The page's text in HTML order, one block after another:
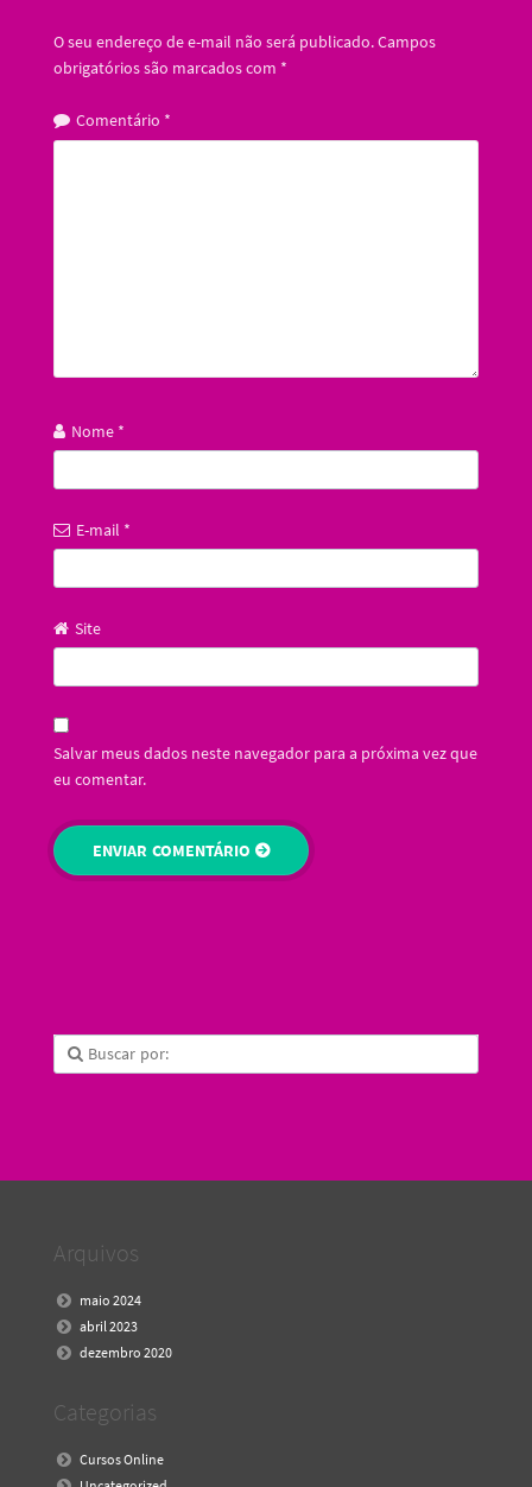
O seu endereço de e-mail não será publicado.Campos
obrigatórios são marcados com *
Comentário *
Nome *
E-mail *
Site
Salvar meus dados neste navegador para a próxima vez que
eu comentar.
Arquivos
maio 2024
abril 2023
dezembro 2020
Categorias
Cursos Online